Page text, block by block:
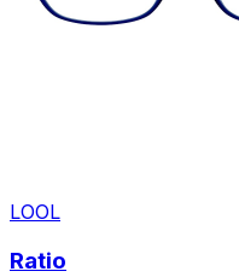
LOOL
Ratio